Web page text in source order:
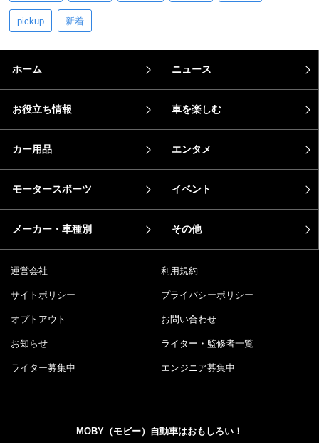
pickup 新着
ホーム ニュース
お役立ち情報 車を楽しむ
カー用品 エンタメ
モータースポーツ イベント
メーカー・車種別 その他
運営会社 利用規約
サイトポリシー プライバシーポリシー
オプトアウト お問い合わせ
お知らせ ライター・監修者一覧
ライター募集中 エンジニア募集中
MOBY（モビー）自動車はおもしろい！